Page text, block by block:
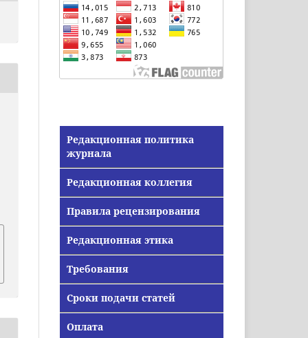
Редакционная политика
журнала
Редакционная коллегия
Правила рецензирования
Редакционная этика
Требования
Сроки подачи статей
Оплата